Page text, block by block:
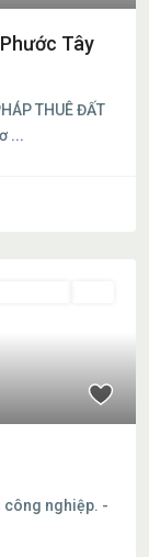
Tây
THUÊ ĐẤT
...
công nghiệp. -